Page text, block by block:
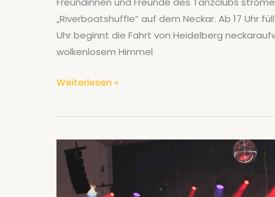
„Riverboatshuffle“ auf dem Neckar. Ab 17 Uhr
Uhr beginnt die Fahrt von Heidelberg
wolkenlosem Himmel
Riverboatshuffle
130
Weiterlesen »